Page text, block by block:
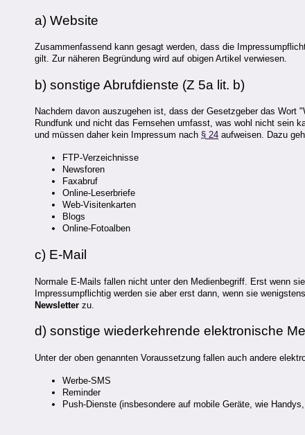
a) Website
Zusammenfassend kann gesagt werden, dass die
gilt. Zur näheren Begründung wird auf obigen Artikel verwiesen.
b) sonstige Abrufdienste (Z 5a lit. b)
Nachdem davon auszugehen ist, dass der Gesetzgeber das Wort
Rundfunk und nicht das Fernsehen umfasst, was wohl nicht sein
und müssen daher kein Impressum nach § 24 aufweisen. Dazu
FTP-Verzeichnisse
Newsforen
Faxabruf
Online-Leserbriefe
Web-Visitenkarten
Blogs
Online-Fotoalben
c) E-Mail
Normale E-Mails fallen nicht unter den Medienbegriff. Erst wenn
Impressumpflichtig werden sie aber erst dann, wenn sie
Newsletter zu.
d) sonstige wiederkehrende elektronische
Unter der oben genannten Voraussetzung fallen auch andere
Werbe-SMS
Reminder
Push-Dienste (insbesondere auf mobile Geräte, wie